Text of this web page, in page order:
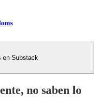
en Substack
no saben lo